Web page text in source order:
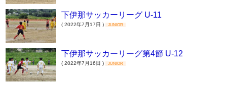
下伊那サッカーリーグ U-11
( 2022年7月17日 ) JUNIOR
下伊那サッカーリーグ第4節 U-12
( 2022年7月16日 ) JUNIOR